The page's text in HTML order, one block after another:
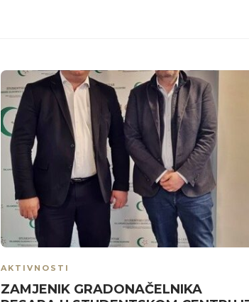
AKTIVNOSTI
ZAMJENIK GRADONAČELNIKA